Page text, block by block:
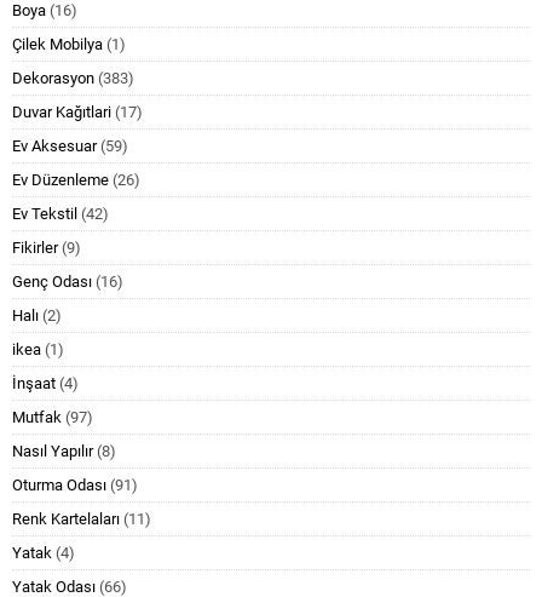
Boya (16)
Çilek Mobilya (1)
Dekorasyon (383)
Duvar Kağıtlari (17)
Ev Aksesuar(59)
Ev Düzenleme (26)
Ev Tekstil (42)
Fikirler(9)
Genç Odası (16)
Halı (2)
ikea (1)
İnşaat (4)
Mutfak (97)
Nasıl Yapılır(8)
Oturma Odası (91)
Renk Kartelaları (11)
Yatak (4)
Yatak Odası (66)